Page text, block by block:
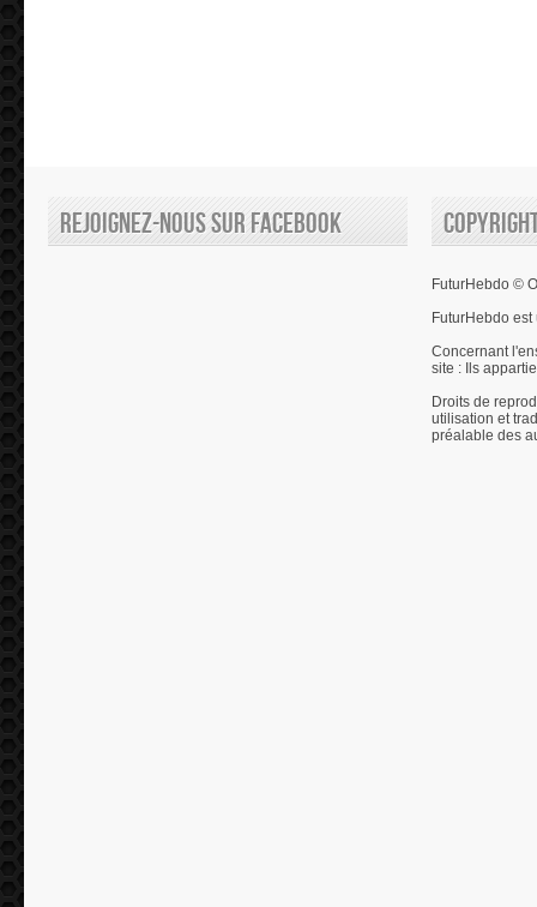
Rejoignez-nous sur Facebook
FuturHebdo ©
FuturHebdo
Concernant
site : Ils
Droits de
utilisation et
préalable des